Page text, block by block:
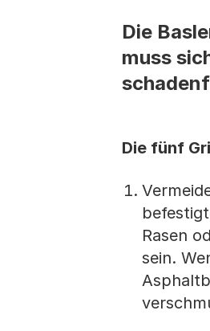
Die
muss
Die fünf
Rasen
sein.